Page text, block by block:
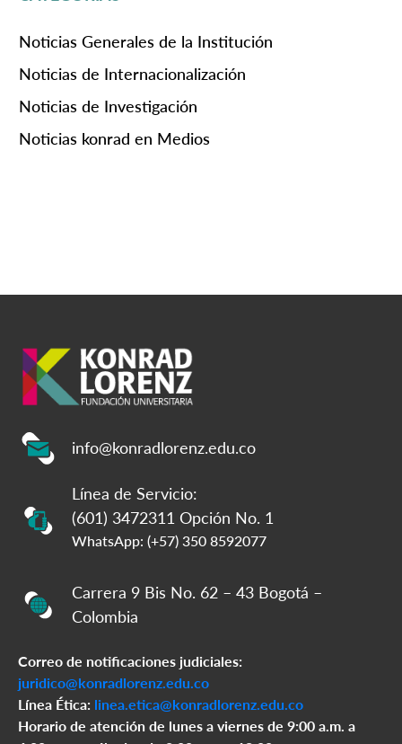
Noticias Generales de la Institución
Noticias de Internacionalización
Noticias de Investigación
Noticias konrad en Medios
info@konradlorenz.edu.co
Línea de Servicio:
(601) 3472311 Opción No. 1
WhatsApp: (+57) 350 8592077
Carrera 9 Bis No. 62 – 43 Bogotá –
Colombia
Correo de notificaciones judiciales:
juridico@konradlorenz.edu.co
Línea Ética: linea.etica@konradlorenz.edu.co
Horario de atención de lunes a viernes de 9:00 a.m. a